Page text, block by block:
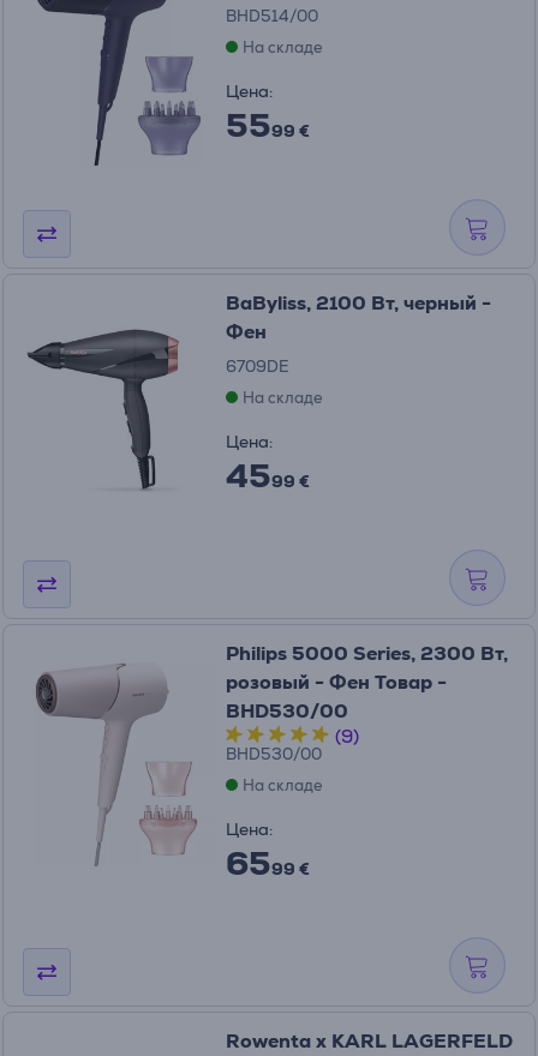
BHD514/00
На складе
Цена:
5599 €
BaByliss, 2100 Вт, черный -
Фен
6709DE
На складе
Цена:
4599 €
Philips 5000 Series, 2300 Вт,
розовый - Фен Товар -
BHD530/00
(9)
BHD530/00
На складе
Цена:
6599 €
Rowenta x KARL LAGERFELD